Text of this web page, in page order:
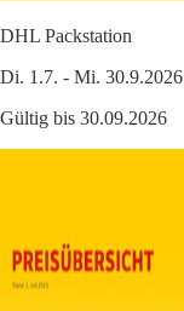
DHL Packstation
Di. 1.7. - Mi. 30.9.2026
Gültig bis 30.09.2026